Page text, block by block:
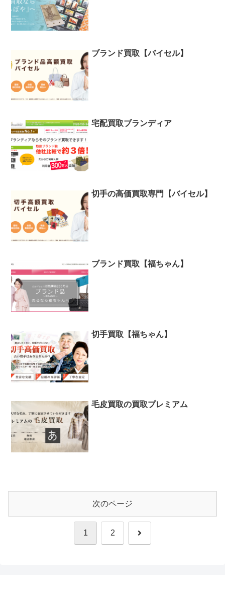
ブランド買取【バイセル】
宅配買取ブランディア
切手の高価買取専門【バイセル】
ブランド買取【福ちゃん】
切手買取【福ちゃん】
毛皮買取の買取プレミアム
次のページ
1 2 次